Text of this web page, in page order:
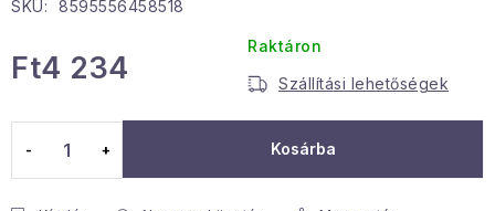
Karácsonyi esemény
Januári akció
Hogyan kell panaszkodni / visszaadni az áruka
SKU: 8595556458518
Ft4 234
Raktáron
Szállítási lehetőségek
Kosárba